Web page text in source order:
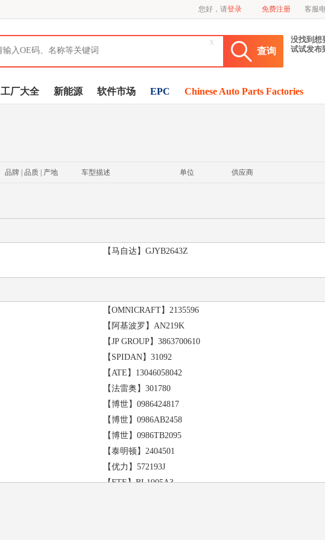
您好，请登录 免费注册 客服
查询
x
没找到想
试试发布
工厂大全 新能源 软件市场 EPC Chinese Auto Parts Factories
品牌 | 品质 | 产地 车型描述 单位 供应商
【马自达】GJYB2643Z
【OMNICRAFT】2135596
【阿基波罗】AN219K
【JP GROUP】3863700610
【SPIDAN】31092
【ATE】13046058042
【法雷奥】301780
【博世】0986424817
【博世】0986AB2458
【博世】0986TB2095
【泰明顿】2404501
【优力】572193J
【FTE】BL1905A3